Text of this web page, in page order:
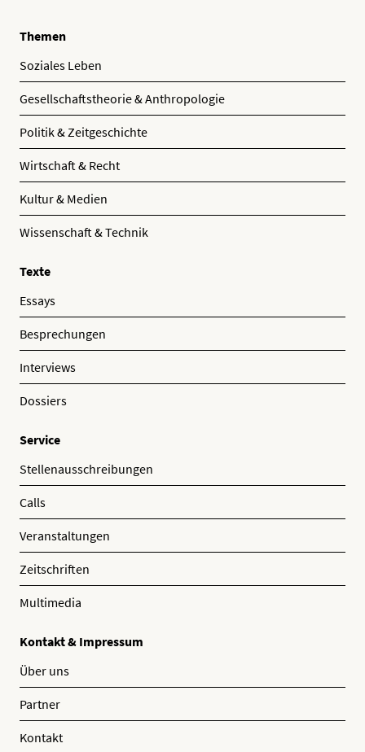
Themen
Soziales Leben
Gesellschaftstheorie & Anthropologie
Politik & Zeitgeschichte
Wirtschaft & Recht
Kultur & Medien
Wissenschaft & Technik
Texte
Essays
Besprechungen
Interviews
Dossiers
Service
Stellenausschreibungen
Calls
Veranstaltungen
Zeitschriften
Multimedia
Kontakt & Impressum
Über uns
Partner
Kontakt